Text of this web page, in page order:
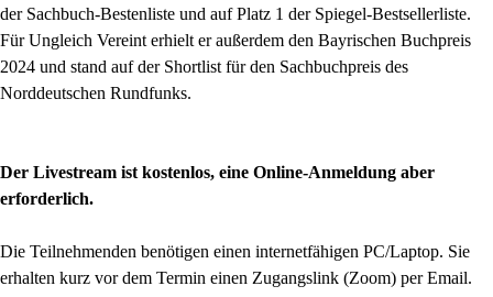
der Sachbuch-Bestenliste und auf Platz 1 der Spiegel-Bestsellerliste.
Für Ungleich Vereint erhielt er außerdem den Bayrischen Buchpreis
2024 und stand auf der Shortlist für den Sachbuchpreis des
Norddeutschen Rundfunks.
Der Livestream ist kostenlos, eine Online-Anmeldung aber
erforderlich.
Die Teilnehmenden benötigen einen internetfähigen PC/Laptop. Sie
erhalten kurz vor dem Termin einen Zugangslink (Zoom) per Email.